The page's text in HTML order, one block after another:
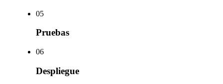
05
Pruebas
06
Despliegue